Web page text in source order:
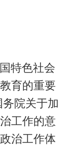
特色社会
育的重要
院关于加
工作的意
治工作体